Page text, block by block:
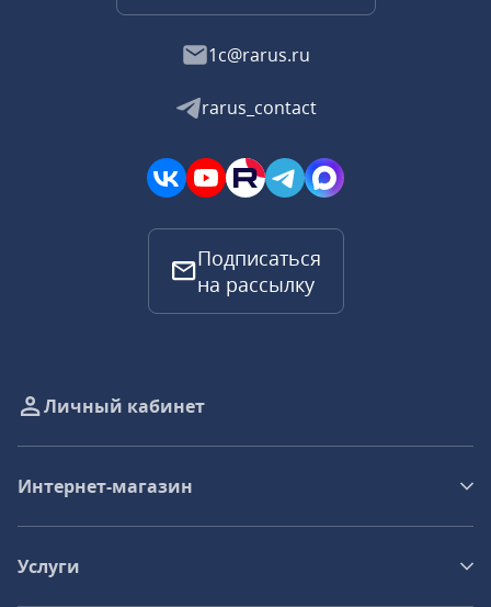
1c@rarus.ru
rarus_contact
Подписаться
на рассылку
Личный кабинет
Интернет-магазин
Услуги